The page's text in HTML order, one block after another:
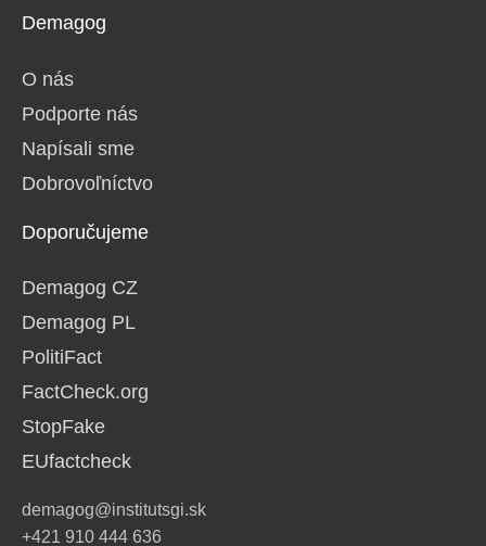
Demagog
O nás
Podporte nás
Napísali sme
Dobrovoľníctvo
Doporučujeme
Demagog CZ
Demagog PL
PolitiFact
FactCheck.org
StopFake
EUfactcheck
demagog@institutsgi.sk
+421 910 444 636